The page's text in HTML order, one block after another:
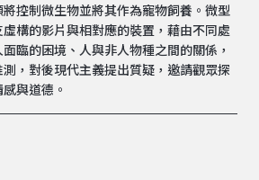
控制微生物並將其作為寵物飼養。微型
構的影片與相對應的裝置，藉由不同處
臨的困境、人與非人物種之間的關係，
，對後現代主義提出質疑，邀請觀眾探
與道德。